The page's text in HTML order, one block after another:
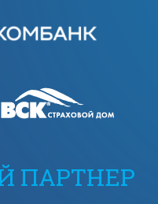
ПАРТНЕР